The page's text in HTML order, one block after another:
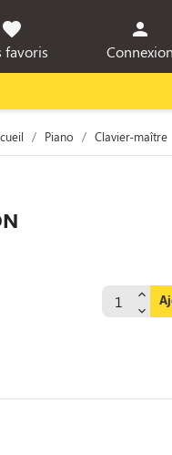
favorite
favoris
person
Connexion
Piano Clavier-maître